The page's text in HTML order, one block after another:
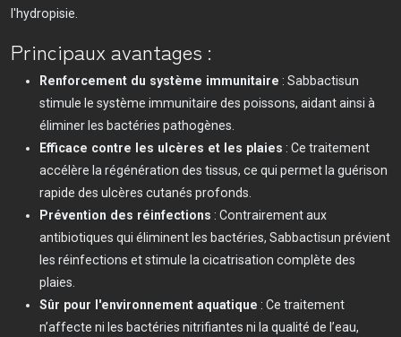
l'hydropisie.
Principaux avantages :
Renforcement du système immunitaire : Sabbactisun
stimule le système immunitaire des poissons, aidant ainsi à
éliminer les bactéries pathogènes.
Efficace contre les ulcères et les plaies : Ce traitement
accélère la régénération des tissus, ce qui permet la guérison
rapide des ulcères cutanés profonds.
Prévention des réinfections : Contrairement aux
antibiotiques qui éliminent les bactéries, Sabbactisun prévient
les réinfections et stimule la cicatrisation complète des
plaies.
Sûr pour l'environnement aquatique : Ce traitement
n’affecte ni les bactéries nitrifiantes ni la qualité de l’eau,